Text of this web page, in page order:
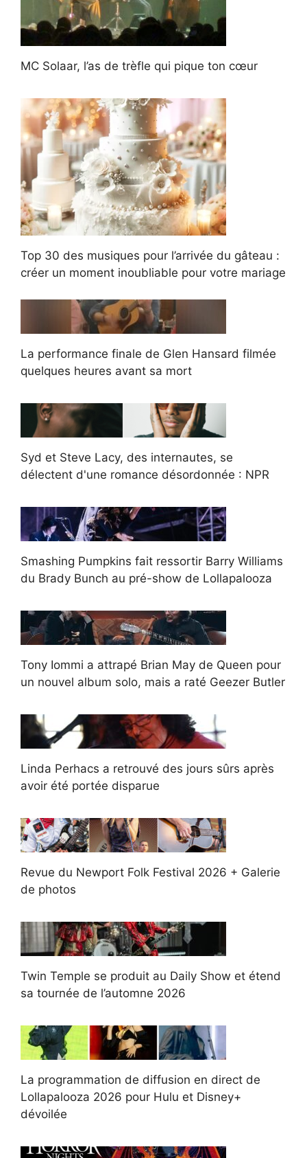
MC Solaar, l’as de trèfle qui pique ton cœur
Top 30 des musiques pour l’arrivée du gâteau :
créer un moment inoubliable pour votre mariage
La performance finale de Glen Hansard filmée
quelques heures avant sa mort
Syd et Steve Lacy, des internautes, se
délectent d'une romance désordonnée : NPR
Smashing Pumpkins fait ressortir Barry Williams
du Brady Bunch au pré-show de Lollapalooza
Tony Iommi a attrapé Brian May de Queen pour
un nouvel album solo, mais a raté Geezer Butler
Linda Perhacs a retrouvé des jours sûrs après
avoir été portée disparue
Revue du Newport Folk Festival 2026 + Galerie
de photos
Twin Temple se produit au Daily Show et étend
sa tournée de l’automne 2026
La programmation de diffusion en direct de
Lollapalooza 2026 pour Hulu et Disney+
dévoilée